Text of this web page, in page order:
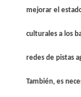
mejorar el
culturales a los
redes de pistas
También, es